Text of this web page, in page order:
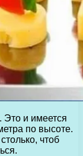
Это и имеется
по высоте.
чтоб